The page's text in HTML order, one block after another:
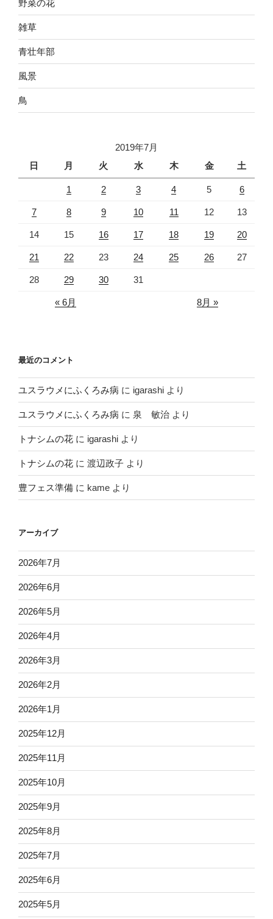
野菜の花
雑草
青壮年部
風景
鳥
2019年7月
日
月 火 水 木 金 土
1 2 3 4 5 6
7 8 9 10 11 12 13
14 15 16 17 18 19 20
21 22 23 24 25 26 27
28 29 30 31
« 6月 8月 »
最近のコメント
ユスラウメにふくろみ病 に igarashi より
ユスラウメにふくろみ病 に 泉 敏治 より
トナシムの花 に igarashi より
トナシムの花 に 渡辺政子 より
豊フェス準備 に kame より
アーカイブ
2026年7月
2026年6月
2026年5月
2026年4月
2026年3月
2026年2月
2026年1月
2025年12月
2025年11月
2025年10月
2025年9月
2025年8月
2025年7月
2025年6月
2025年5月